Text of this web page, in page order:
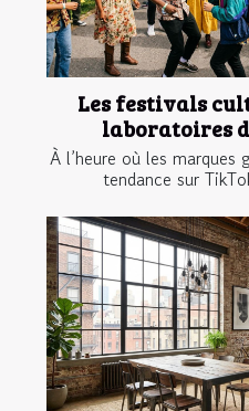
Les festivals
laboratoires
À l’heure où les
tendance sur